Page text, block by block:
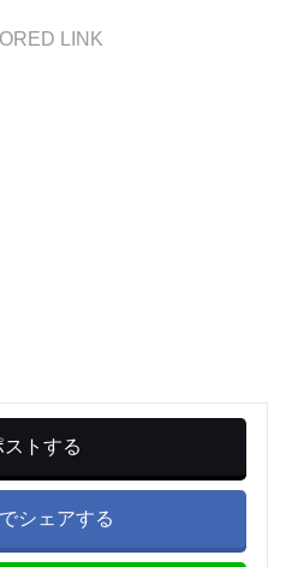
LINK
ストする
シェアする